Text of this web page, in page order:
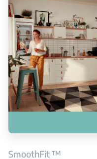
SmoothFit ™